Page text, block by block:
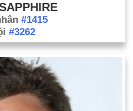
#1415
#3262